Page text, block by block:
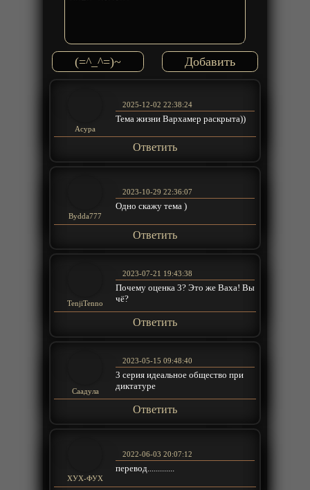
(=^_^=)~
Acypa
2025-12-02 22:38:24
Тема жизни Вархамер раскрыта))
Ответить
Bydda777
2023-10-29 22:36:07
Одно скажу тема )
Ответить
TenjiTenno
2023-07-21 19:43:38
Почему оценка 3? Это же Ваха! Вы
чё?
Ответить
Саадула
2023-05-15 09:48:40
3 серия идеальное общество при
диктатуре
Ответить
ХУХ-ФУХ
2022-06-03 20:07:12
перевод.............